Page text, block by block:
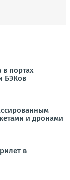
в портах
БЭКов
и дронами
в